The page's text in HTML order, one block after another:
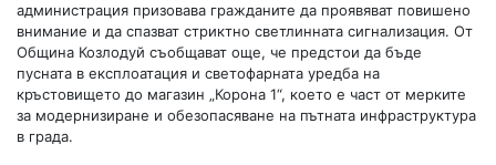
администрация призовава гражданите да проявяват повишено
внимание и да спазват стриктно светлинната сигнализация. От
Община Козлодуй съобщават още, че предстои да бъде
пусната в експлоатация и светофарната уредба на
кръстовището до магазин „Корона 1“, което е част от мерките
за модернизиране и обезопасяване на пътната инфраструктура
в града.